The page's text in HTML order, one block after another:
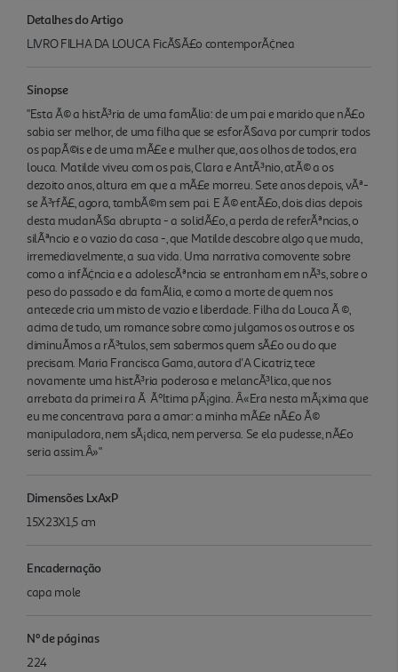
Detalhes do Artigo
LIVRO FILHA DA LOUCA FicÃ§Ã£o contemporÃ¢nea
Sinopse
"Esta Ã© a histÃ³ria de uma famÃ­lia: de um pai e marido que nÃ£o
sabia ser melhor, de uma filha que se esforÃ§ava por cumprir todos
os papÃ©is e de uma mÃ£e e mulher que, aos olhos de todos, era
louca. Matilde viveu com os pais, Clara e AntÃ³nio, atÃ© a os
dezoito anos, altura em que a mÃ£e morreu. Sete anos depois, vÃª-
se Ã³rfÃ£, agora, tambÃ©m sem pai. E Ã© entÃ£o, dois dias depois
desta mudanÃ§a abrupta - a solidÃ£o, a perda de referÃªncias, o
silÃªncio e o vazio da casa -, que Matilde descobre algo q ue muda,
irremediavelmente, a sua vida. Uma narrativa comovente sobre
como a infÃ¢ncia e a adolescÃªncia se entranham em nÃ³s, sobre o
peso do passado e da famÃ­lia, e como a morte de quem nos
antecede cria um misto de vazio e liberdade. Filha da Louca Ã ©,
acima de tudo, um romance sobre como julgamos os outros e os
diminuÃ­mos a rÃ³tulos, sem sabermos quem sÃ£o ou do que
precisam. Maria Francisca Gama, autora d'A Cicatriz, tece
novamente uma histÃ³ria poderosa e melancÃ³lica, que nos
arrebata da primei ra Ã Ãºltima pÃ¡gina. Â«Era nesta mÃ¡xima que
eu me concentrava para a amar: a minha mÃ£e nÃ£o Ã©
manipuladora, nem sÃ¡dica, nem perversa. Se ela pudesse, nÃ£o
seria assim.Â»"
Dimensões LxAxP
15X23X1,5 cm
Encadernação
capa mole
Nº de páginas
224